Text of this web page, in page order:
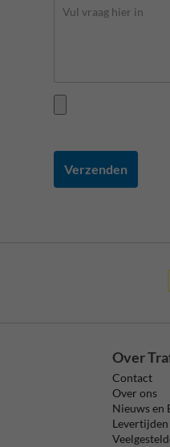
Verzenden
Over
Contact
Over ons
Nieuws en
Levertijden